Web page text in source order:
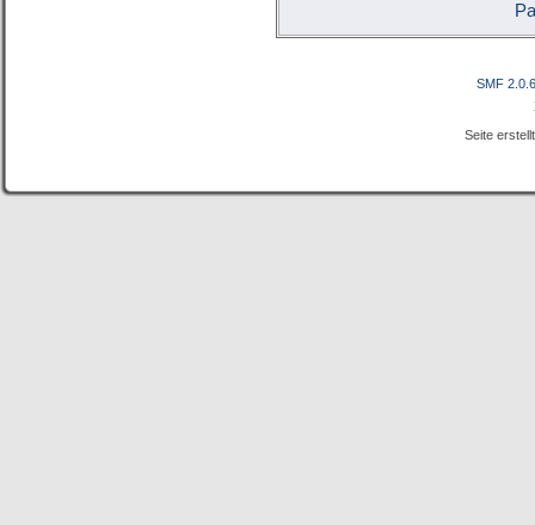
SMF 2.0.6
Seite